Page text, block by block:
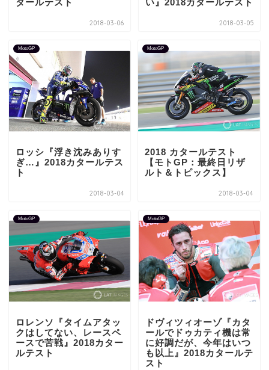
タールテスト
2018-03-06
い』2018カタールテスト
2018-03-05
MotoGP
ロッシ『浮き沈みありす
ぎ…』2018カタールテス
ト
2018-03-04
MotoGP
2018 カタールテスト
【モトGP：最終日リザ
ルト＆トピックス】
2018-03-04
MotoGP
ロレンソ『タイムアタッ
クはしてない、レースペ
ースで苦戦』2018カター
ルテスト
MotoGP
ドヴィツィオーゾ『カタ
ールでドゥカティ機は常
に好調だが、今年はいつ
も以上』2018カタールテ
スト